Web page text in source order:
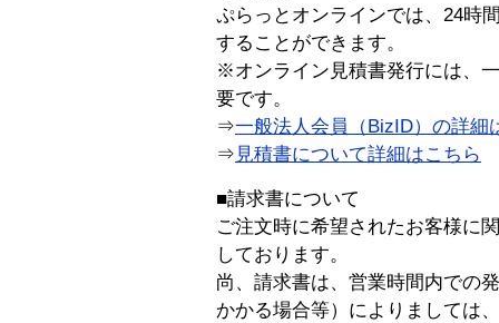
ぷらっとオンラインでは、24時
することができます。
※オンライン見積書発行には、
要です。
⇒一般法人会員（BizID）の詳細
⇒ 見積書について詳細はこちら
■請求書について
ご注文時に希望されたお客様に
しております。
尚、請求書は、営業時間内での
かかる場合等）によりましては